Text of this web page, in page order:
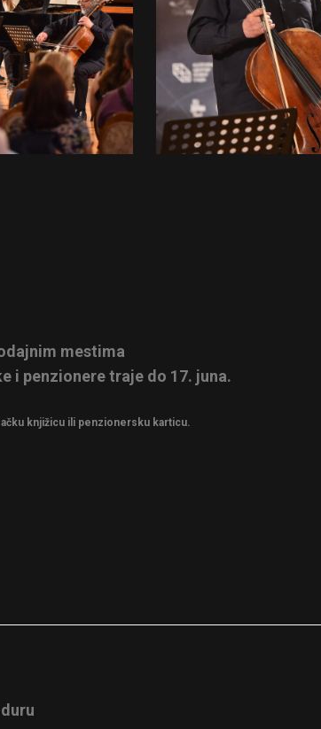
mestima
i penzionere traje do 17. juna.
knjižicu ili penzionersku karticu.